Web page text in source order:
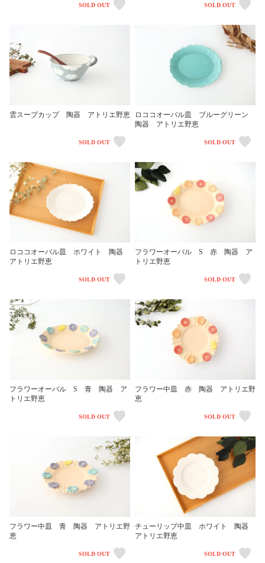
SOLD OUT SOLD OUT
雲スープカップ 陶器 アトリエ野恵
SOLD OUT
ロココオーバル皿 ブルーグリーン
陶器 アトリエ野恵
SOLD OUT
ロココオーバル皿 ホワイト 陶器
アトリエ野恵
SOLD OUT
フラワーオーバル S 赤 陶器 ア
トリエ野恵
SOLD OUT
フラワーオーバル S 青 陶器 ア
トリエ野恵
SOLD OUT
フラワー中皿 赤 陶器 アトリエ野
恵
SOLD OUT
フラワー中皿 青 陶器 アトリエ野
恵
SOLD OUT
チューリップ中皿 ホワイト 陶器
アトリエ野恵
SOLD OUT